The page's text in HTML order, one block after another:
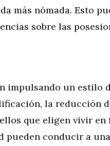
más nómada. Esto
sobre las
impulsando un estilo
la reducción
que eligen vivir
conducir a